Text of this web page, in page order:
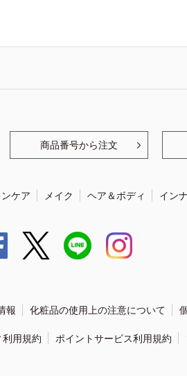
商品番号から注文
ケア メイク ヘア＆ボディ イン
報 化粧品の使用上の注意について
用規約 ポイントサービス利用規約